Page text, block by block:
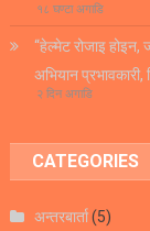
१८ घण्टा अगाडि
“हेल्मेट रोजाइ होइन,
अभियान
२ दिन अगाडि
CATEGORIES
अन्तरबार्ता(5)